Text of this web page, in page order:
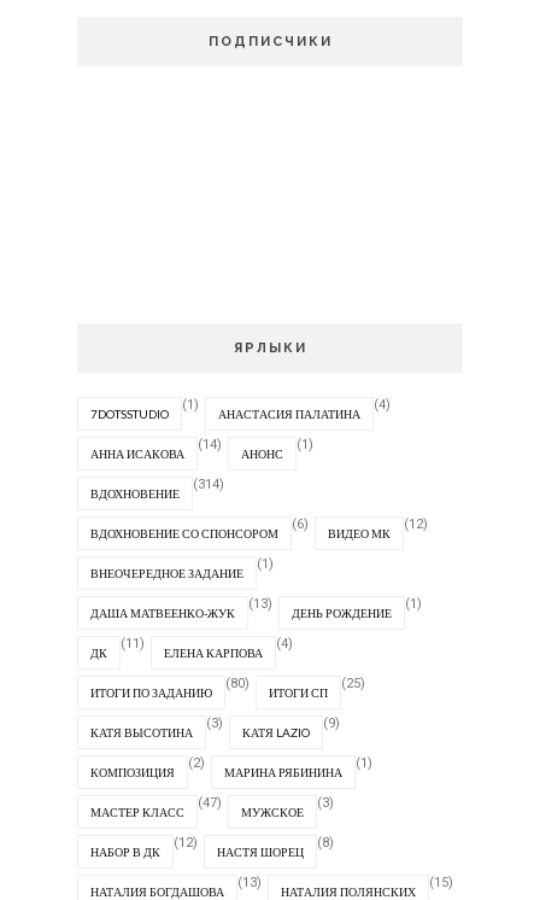
ПОДПИСЧИКИ
ЯРЛЫКИ
7DOTSSTUDIO
(1)
АНАСТАСИЯ ПАЛАТИНА
(4)
АННА ИСАКОВА
(14)
АНОНС
(1)
ВДОХНОВЕНИЕ
(314)
ВДОХНОВЕНИЕ СО СПОНСОРОМ
(6)
ВИДЕО МК
(12)
ВНЕОЧЕРЕДНОЕ ЗАДАНИЕ
(1)
ДАША МАТВЕЕНКО-ЖУК
(13)
ДЕНЬ РОЖДЕНИЕ
(1)
ДК
(11)
ЕЛЕНА КАРПОВА
(4)
ИТОГИ ПО ЗАДАНИЮ
(80)
ИТОГИ СП
(25)
КАТЯ ВЫСОТИНА
(3)
КАТЯ LAZIO
(9)
КОМПОЗИЦИЯ
(2)
МАРИНА РЯБИНИНА
(1)
МАСТЕР КЛАСС
(47)
МУЖСКОЕ
(3)
НАБОР В ДК
(12)
НАСТЯ ШОРЕЦ
(8)
НАТАЛИЯ БОГДАШОВА
(13)
НАТАЛИЯ ПОЛЯНСКИХ
(15)